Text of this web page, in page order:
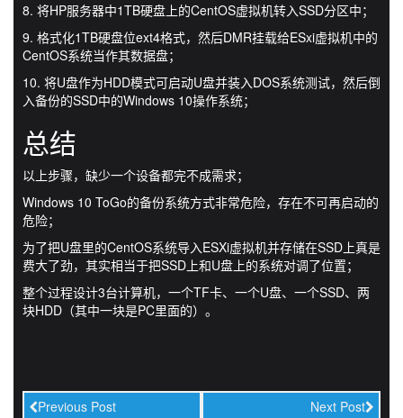
8. 将HP服务器中1TB硬盘上的CentOS虚拟机转入SSD分区中；
9. 格式化1TB硬盘位ext4格式，然后DMR挂载给ESxi虚拟机中的
CentOS系统当作其数据盘；
10. 将U盘作为HDD模式可启动U盘并装入DOS系统测试，然后倒
入备份的SSD中的Windows 10操作系统；
总结
以上步骤，缺少一个设备都完不成需求；
Windows 10 ToGo的备份系统方式非常危险，存在不可再启动的
危险；
为了把U盘里的CentOS系统导入ESXi虚拟机并存储在SSD上真是
费大了劲，其实相当于把SSD上和U盘上的系统对调了位置；
整个过程设计3台计算机，一个TF卡、一个U盘、一个SSD、两
块HDD（其中一块是PC里面的）。
Previous Post Next Post